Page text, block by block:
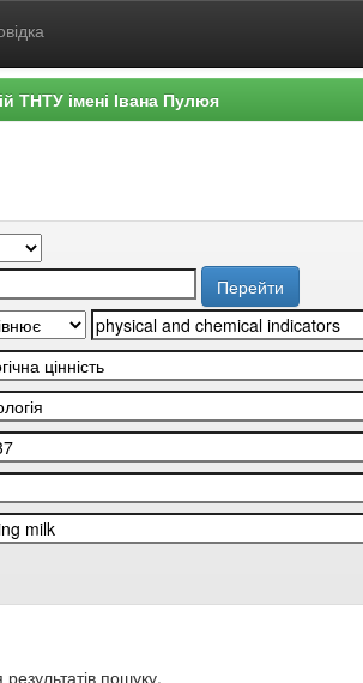
ТНТУ імені Івана Пулюя
пошуку.